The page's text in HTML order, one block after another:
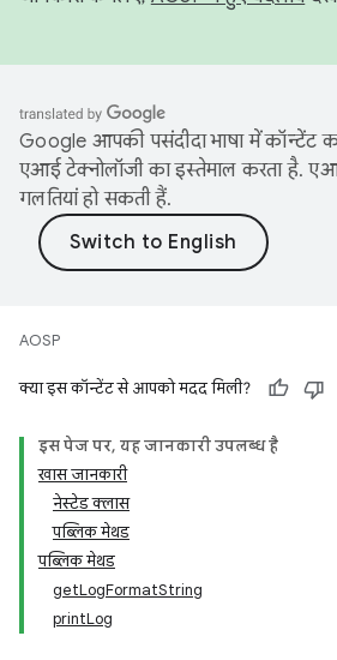
Google आपकी पसंदीदा भाषा में कॉन्टेंट
एआई टेक्नोलॉजी का इस्तेमाल करता है.
गलतियां हो सकती हैं.
AOSP
क्या इस कॉन्टेंट से आपको मदद मिली?
इस पेज पर, यह जानकारी उपलब्ध है
खास जानकारी
नेस्टेड क्लास
पब्लिक मेथड
पब्लिक मेथड
getLogFormatString
printLog